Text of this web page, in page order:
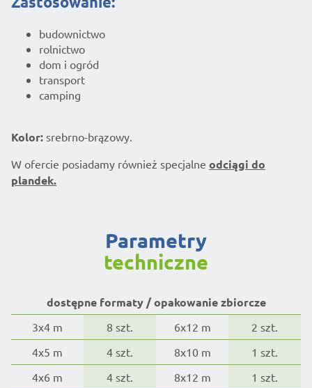
budownictwo
rolnictwo
dom i ogród
transport
camping
Kolor: srebrno-brązowy.
W ofercie posiadamy również specjalne odciągi do
plandek.
parametry
techniczne
dostępne formaty / opakowanie zbiorcze
3x4 m 8 szt. 6x12 m
2 szt.
4x5 m
4 szt. 8x10 m
1 szt.
4x6 m
4 szt. 8x12 m
1 szt.